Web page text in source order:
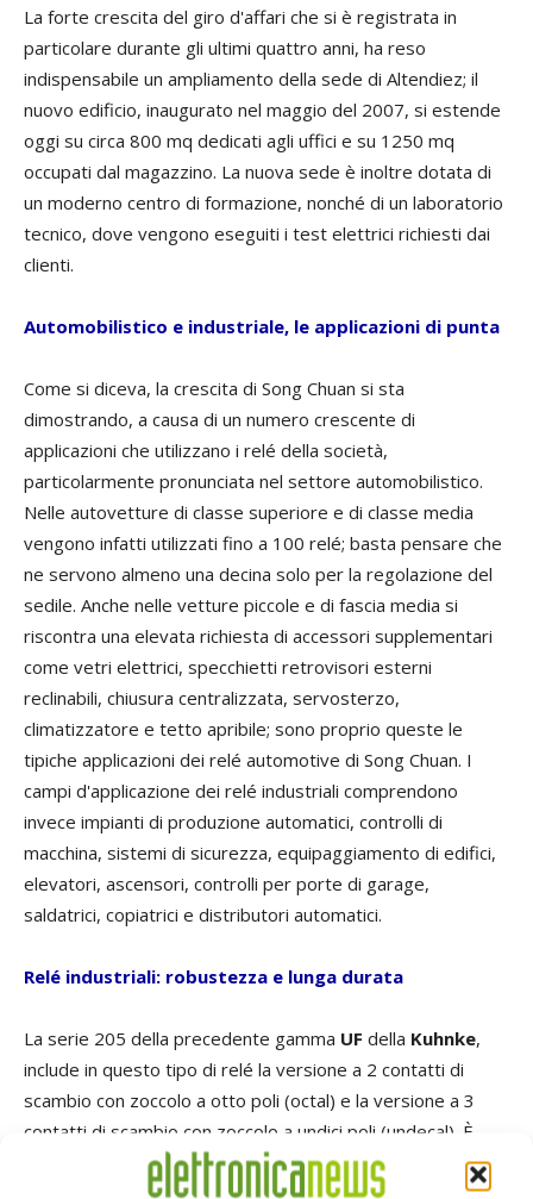
La forte crescita del giro d'affari che si è registrata in
particolare durante gli ultimi quattro anni, ha reso
indispensabile un ampliamento della sede di Altendiez; il
nuovo edificio, inaugurato nel maggio del 2007, si estende
oggi su circa 800 mq dedicati agli uffici e su 1250 mq
occupati dal magazzino. La nuova sede è inoltre dotata di
un moderno centro di formazione, nonché di un laboratorio
tecnico, dove vengono eseguiti i test elettrici richiesti dai
clienti.
Automobilistico e industriale, le applicazioni di punta
Come si diceva, la crescita di Song Chuan si sta
dimostrando, a causa di un numero crescente di
applicazioni che utilizzano i relé della società,
particolarmente pronunciata nel settore automobilistico.
Nelle autovetture di classe superiore e di classe media
vengono infatti utilizzati fino a 100 relé; basta pensare che
ne servono almeno una decina solo per la regolazione del
sedile. Anche nelle vetture piccole e di fascia media si
riscontra una elevata richiesta di accessori supplementari
come vetri elettrici, specchietti retrovisori esterni
reclinabili, chiusura centralizzata, servosterzo,
climatizzatore e tetto apribile; sono proprio queste le
tipiche applicazioni dei relé automotive di Song Chuan. I
campi d'applicazione dei relé industriali comprendono
invece impianti di produzione automatici, controlli di
macchina, sistemi di sicurezza, equipaggiamento di edifici,
elevatori, ascensori, controlli per porte di garage,
saldatrici, copiatrici e distributori automatici.
Relé industriali: robustezza e lunga durata
La serie 205 della precedente gamma UF della Kuhnke,
include in questo tipo di relé la versione a 2 contatti di
scambio con zoccolo a otto poli (octal) e la versione a 3
contatti di scambio con zoccolo a undici poli (undecal). È
disponibile la versione con terminali a faston, 4,8 x 0,8 mm,
per entrambi i tipi, ed è anche disponibile una versione (20